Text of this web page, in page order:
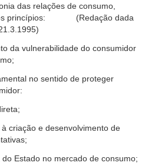
das relações de consumo,
princípios: (Redação dada
da vulnerabilidade do consumidor
no sentido de proteger
e desenvolvimento de
Estado no mercado de consumo;